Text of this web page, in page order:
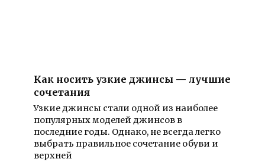
Как носить узкие джинсы — лучшие
сочетания
Узкие джинсы стали одной из наиболее
популярных моделей джинсов в
последние годы. Однако, не всегда легко
выбрать правильное сочетание обуви и
верхней